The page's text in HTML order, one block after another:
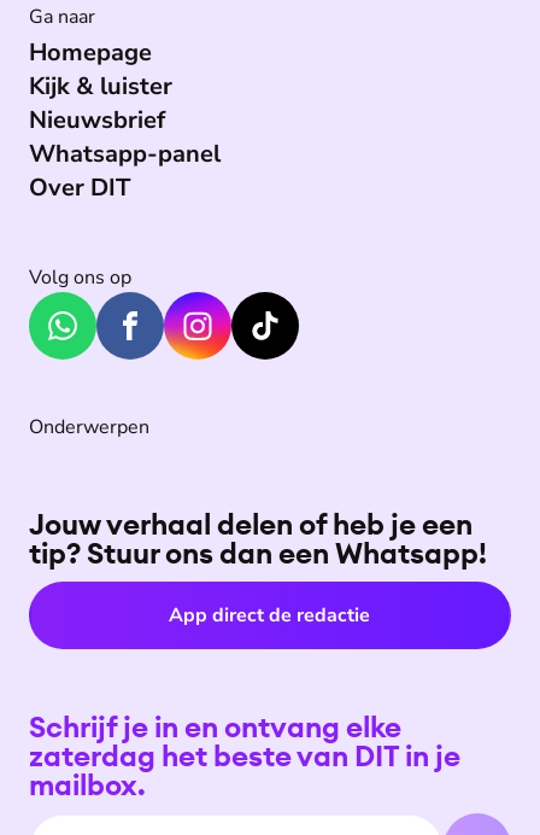
Ga naar
Homepage
Kijk & luister
Nieuwsbrief
Whatsapp-panel
Over DIT
Volg ons op
Onderwerpen
Jouw verhaal delen of heb je een
tip? Stuur ons dan een Whatsapp!
App direct de redactie
Schrijf je in en ontvang elke
zaterdag het beste van DIT in je
mailbox.
E-mailadres